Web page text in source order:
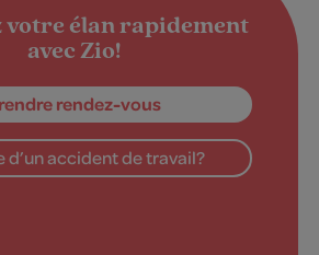
votre élan rapidement
avec Zio!
rendez-vous
d’un accident de travail?